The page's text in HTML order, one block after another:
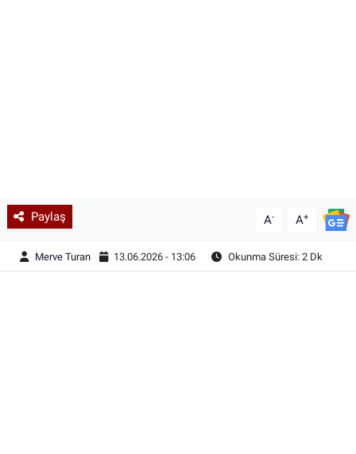
Paylaş A- A+
Merve Turan 13.06.2026 - 13:06 Okunma Süresi: 2 Dk